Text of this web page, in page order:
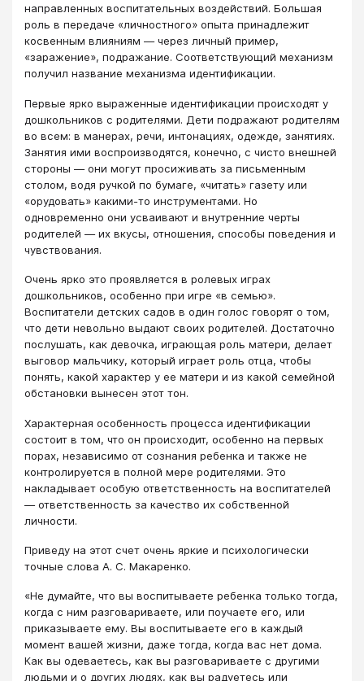
направленных воспитательных воздействий. Большая
роль в передаче «личностного» опыта принадлежит
косвенным влияниям — через личный пример,
«заражение», подражание. Соответствующий механизм
получил название механизма идентификации.
Первые ярко выраженные идентификации происходят у
дошкольников с родителями. Дети подражают родителям
во всем: в манерах, речи, интонациях, одежде, занятиях.
Занятия ими воспроизводятся, конечно, с чисто внешней
стороны — они могут просиживать за письменным
столом, водя ручкой по бумаге, «читать» газету или
«орудовать» какими-то инструментами. Но
одновременно они усваивают и внутренние черты
родителей — их вкусы, отношения, способы поведения и
чувствования.
Очень ярко это проявляется в ролевых играх
дошкольников, особенно при игре «в семью».
Воспитатели детских садов в один голос говорят о том,
что дети невольно выдают своих родителей. Достаточно
послушать, как девочка, играющая роль матери, делает
выговор мальчику, который играет роль отца, чтобы
понять, какой характер у ее матери и из какой семейной
обстановки вынесен этот тон.
Характерная особенность процесса идентификации
состоит в том, что он происходит, особенно на первых
порах, независимо от сознания ребенка и также не
контролируется в полной мере родителями. Это
накладывает особую ответственность на воспитателей
— ответственность за качество их собственной
личности.
Приведу на этот счет очень яркие и психологически
точные слова А. С. Макаренко.
«Не думайте, что вы воспитываете ребенка только тогда,
когда с ним разговариваете, или поучаете его, или
приказываете ему. Вы воспитываете его в каждый
момент вашей жизни, даже тогда, когда вас нет дома.
Как вы одеваетесь, как вы разговариваете с другими
людьми и о других людях, как вы радуетесь или